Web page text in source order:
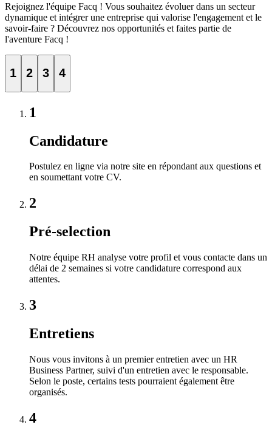
Rejoignez l'équipe Facq ! Vous souhaitez évoluer dans un secteur
dynamique et intégrer une entreprise qui valorise l'engagement et le
savoir-faire ? Découvrez nos opportunités et faites partie de
l'aventure Facq !
1 2 3 4
1
Candidature
Postulez en ligne via notre site en répondant aux questions et
en soumettant votre CV.
2
Pré-selection
Notre équipe RH analyse votre profil et vous contacte dans un
délai de 2 semaines si votre candidature correspond aux
attentes.
3
Entretiens
Nous vous invitons à un premier entretien avec un HR
Business Partner, suivi d'un entretien avec le responsable.
Selon le poste, certains tests pourraient également être
organisés.
4